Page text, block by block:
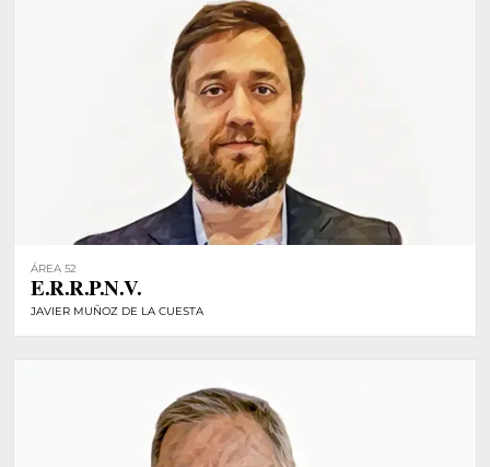
ÁREA 52
E.R.R.P.N.V.
JAVIER MUÑOZ DE LA CUESTA